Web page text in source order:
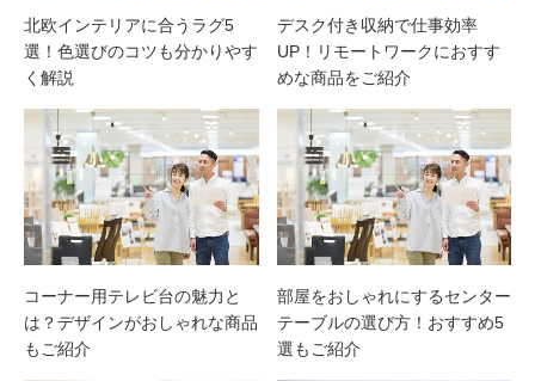
北欧インテリアに合うラグ5
選！色選びのコツも分かりやす
く解説
デスク付き収納で仕事効率
UP！リモートワークにおすす
めな商品をご紹介
コーナー用テレビ台の魅力と
は？デザインがおしゃれな商品
もご紹介
部屋をおしゃれにするセンター
テーブルの選び方！おすすめ5
選もご紹介